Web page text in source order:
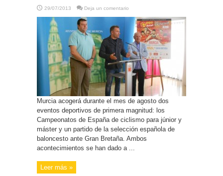
29/07/2013 Deja un comentario
Murcia acogerá durante el mes de agosto dos
eventos deportivos de primera magnitud: los
Campeonatos de España de ciclismo para júnior y
máster y un partido de la selección española de
baloncesto ante Gran Bretaña. Ambos
acontecimientos se han dado a ...
Leer más »